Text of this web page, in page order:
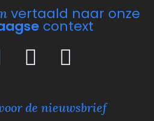
vertaald naar onze
context
de nieuwsbrief